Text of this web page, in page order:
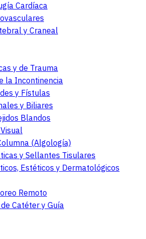
Cardíaca
y Craneal
y de Trauma
la Incontinencia
y Fístulas
y Biliares
Blandos
(Algología)
y Sellantes Tisulares
Estéticos y Dermatológicos
Remoto
Catéter y Guía